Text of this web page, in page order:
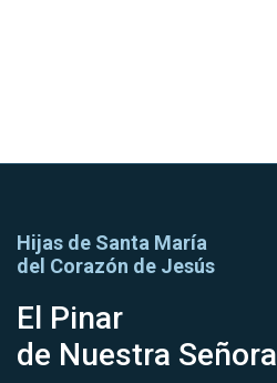
Hijas de Santa María
del Corazón de Jesús
El Pinar
de Nuestra Señora